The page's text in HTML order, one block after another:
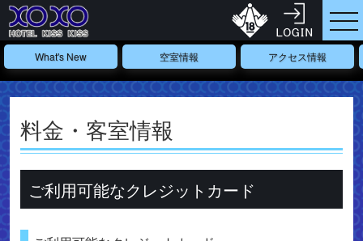
What's New 空室情報 アクセス情報
料金・客室情報
ご利用可能なクレジットカード